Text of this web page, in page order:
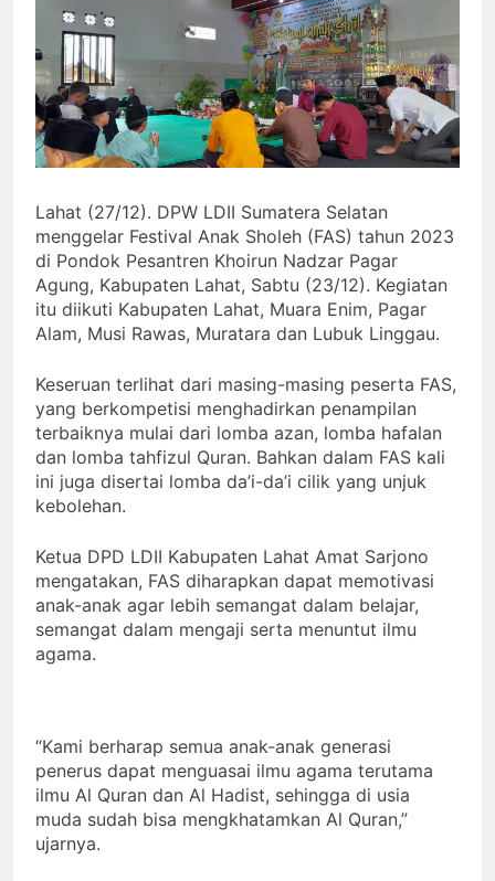
Lahat (27/12). DPW LDII Sumatera Selatan
menggelar Festival Anak Sholeh (FAS) tahun 2023
di Pondok Pesantren Khoirun Nadzar Pagar
Agung, Kabupaten Lahat, Sabtu (23/12). Kegiatan
itu diikuti Kabupaten Lahat, Muara Enim, Pagar
Alam, Musi Rawas, Muratara dan Lubuk Linggau.
Keseruan terlihat dari masing-masing peserta FAS,
yang berkompetisi menghadirkan penampilan
terbaiknya mulai dari lomba azan, lomba hafalan
dan lomba tahfizul Quran. Bahkan dalam FAS kali
ini juga disertai lomba da’i-da’i cilik yang unjuk
kebolehan.
Ketua DPD LDII Kabupaten Lahat Amat Sarjono
mengatakan, FAS diharapkan dapat memotivasi
anak-anak agar lebih semangat dalam belajar,
semangat dalam mengaji serta menuntut ilmu
agama.
“Kami berharap semua anak-anak generasi
penerus dapat menguasai ilmu agama terutama
ilmu Al Quran dan Al Hadist, sehingga di usia
muda sudah bisa mengkhatamkan Al Quran,”
ujarnya.